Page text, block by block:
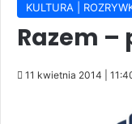
KULTURA |
Razem –
11 kwietnia 2014 |